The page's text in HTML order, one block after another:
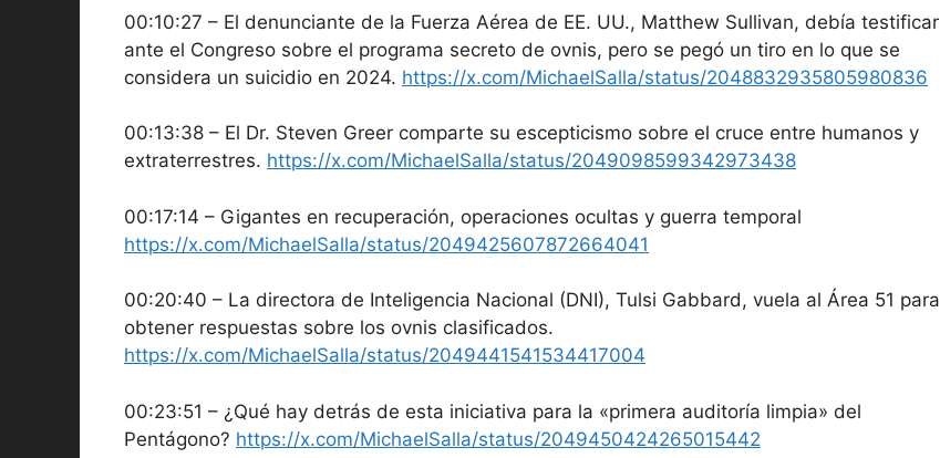
00:10:27 – El denunciante de la Fuerza Aérea de EE. UU., Matthew Sullivan, debía testificar
ante el Congreso sobre el programa secreto de ovnis, pero se pegó un tiro en lo que se
considera un suicidio en 2024. https://x.com/MichaelSalla/status/2048832935805980836
00:13:38 – El Dr. Steven Greer comparte su escepticismo sobre el cruce entre humanos y
extraterrestres. https://x.com/MichaelSalla/status/2049098599342973438
00:17:14 – Gigantes en recuperación, operaciones ocultas y guerra temporal
https://x.com/MichaelSalla/status/2049425607872664041
00:20:40 – La directora de Inteligencia Nacional (DNI), Tulsi Gabbard, vuela al Área 51 para
obtener respuestas sobre los ovnis clasificados.
https://x.com/MichaelSalla/status/2049441541534417004
00:23:51 – ¿Qué hay detrás de esta iniciativa para la «primera auditoría limpia» del
Pentágono? https://x.com/MichaelSalla/status/2049450424265015442